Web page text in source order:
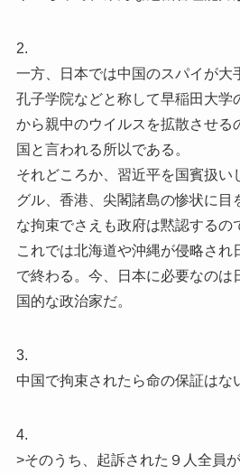
2.
一方、日本では中国のスパイが大
孔子学院などと称して早稲田大学
から親中のウイルスを拡散させる
国と言われる所以である。
それどころか、習近平を国賓扱い
グル、香港、尖閣諸島の惨状に目
な拘束でさえも政府は黙認するの
これでは北海道や沖縄が侵略され
で終わる。今、日本に必要なのは
国的な政治家だ。
3.
中国で拘束されたら命の保証はな
4.
>そのうち、起訴された９人全員